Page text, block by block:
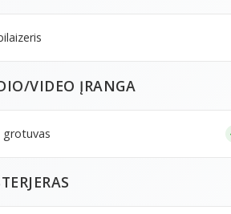
VIDEO ĮRANGA
grotuvas